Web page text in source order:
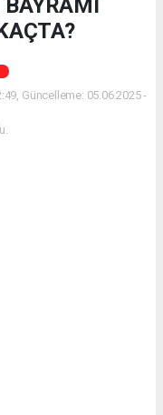
BAYRAMI
Güncelleme: 05.06.2025 -